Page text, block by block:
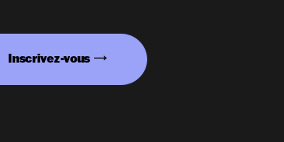
Inscrivez-vous